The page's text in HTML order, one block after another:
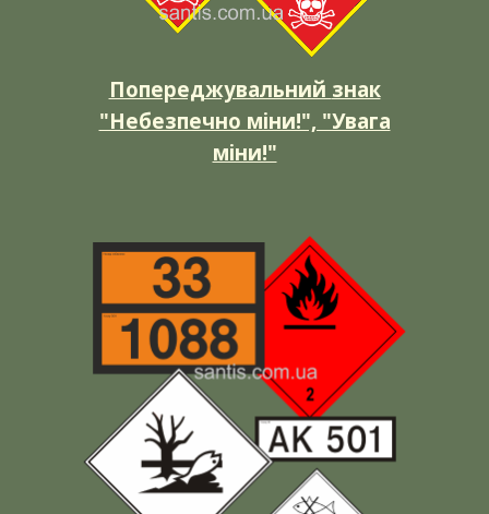
Попереджувальний знак
"Небезпечно міни!", "Увага
міни!"